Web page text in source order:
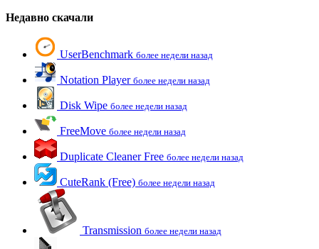
Недавно скачали
UserBenchmark более недели назад
Notation Player более недели назад
Disk Wipe более недели назад
FreeMove более недели назад
Duplicate Cleaner Free более недели назад
CuteRank (Free) более недели назад
Transmission более недели назад